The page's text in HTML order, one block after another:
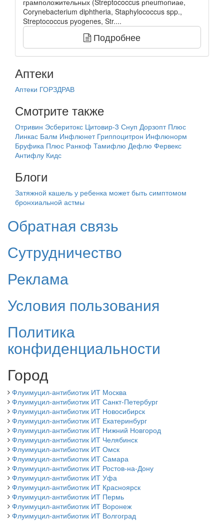
Corynebacterium diphtheria, Staphylococcus spp.,
Streptococcus pyogenes, Str....
Подробнее
Аптеки
Аптеки ГОРЗДРАВ
Смотрите также
Отривин Эсберитокс Цитовир-3 Снуп Дорзопт Плюс
Линкас Балм Инфлюнет Гриппоцитрон Инфлюнорм
Бруфика Плюс Ранкоф Тамифлю Дефлю Фервекс
Антифлу Кидс
Блоги
Затяжной кашель у ребенка может быть симптомом
бронхиальной астмы
Обратная связь
Сутрудничество
Реклама
Условия пользования
Политика
конфиденциальности
Город
Флуимуцил-антибиотик ИТ Москва
Флуимуцил-антибиотик ИТ Санкт-Петербург
Флуимуцил-антибиотик ИТ Новосибирск
Флуимуцил-антибиотик ИТ Екатеринбург
Флуимуцил-антибиотик ИТ Нижний Новгород
Флуимуцил-антибиотик ИТ Челябинск
Флуимуцил-антибиотик ИТ Омск
Флуимуцил-антибиотик ИТ Самара
Флуимуцил-антибиотик ИТ Ростов-на-Дону
Флуимуцил-антибиотик ИТ Уфа
Флуимуцил-антибиотик ИТ Красноярск
Флуимуцил-антибиотик ИТ Пермь
Флуимуцил-антибиотик ИТ Воронеж
Флуимуцил-антибиотик ИТ Волгоград